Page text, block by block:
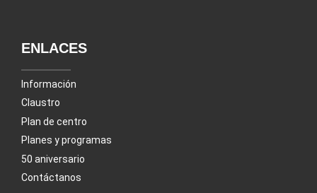
ENLACES
Información
Claustro
Plan de centro
Planes y programas
50 aniversario
Contáctanos